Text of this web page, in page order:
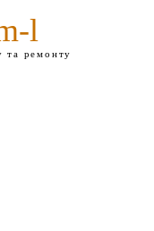
l
та ремонту